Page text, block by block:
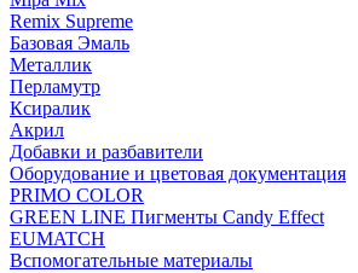
Remix Supreme
Базовая Эмаль
Металлик
Перламутр
Ксиралик
Акрил
Добавки и разбавители
Оборудование и цветовая документация
PRIMO COLOR
GREEN LINE Пигменты Candy Effect
EUMATCH
Вспомогательные материалы